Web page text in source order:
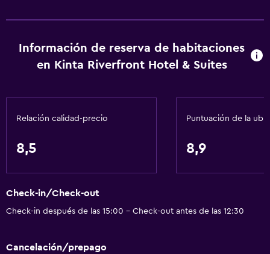
Información de reserva de habitaciones
en Kinta Riverfront Hotel & Suites
Relación calidad-precio
8,5
Puntuación de la
8,9
Check-in/Check-out
Check-in después de las 15:00 - Check-out antes de las 12:30
Cancelación/prepago